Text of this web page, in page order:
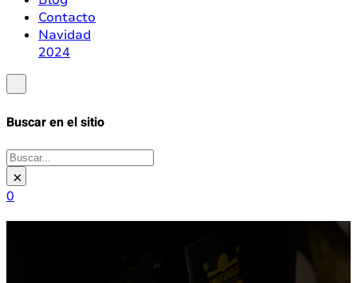
Contacto
Navidad
2024
Buscar en el sitio
Buscar
×
0